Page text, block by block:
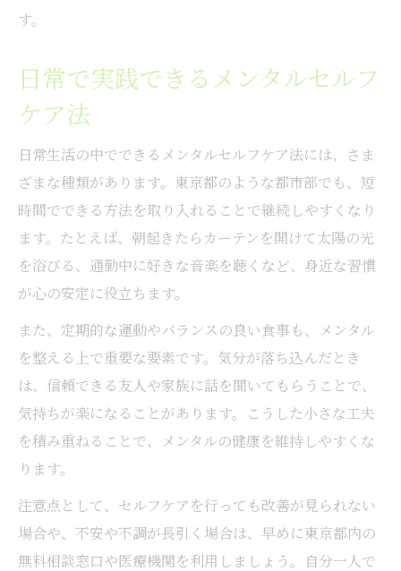
す。
日常で実践できるメンタルセルフ
ケア法
日常生活の中でできるメンタルセルフケア法には、さま
ざまな種類があります。東京都のような都市部でも、短
時間でできる方法を取り入れることで継続しやすくなり
ます。たとえば、朝起きたらカーテンを開けて太陽の光
を浴びる、通勤中に好きな音楽を聴くなど、身近な習慣
が心の安定に役立ちます。
また、定期的な運動やバランスの良い食事も、メンタル
を整える上で重要な要素です。気分が落ち込んだとき
は、信頼できる友人や家族に話を聞いてもらうことで、
気持ちが楽になることがあります。こうした小さな工夫
を積み重ねることで、メンタルの健康を維持しやすくな
ります。
注意点として、セルフケアを行っても改善が見られない
場合や、不安や不調が長引く場合は、早めに東京都内の
無料相談窓口や医療機関を利用しましょう。自分一人で